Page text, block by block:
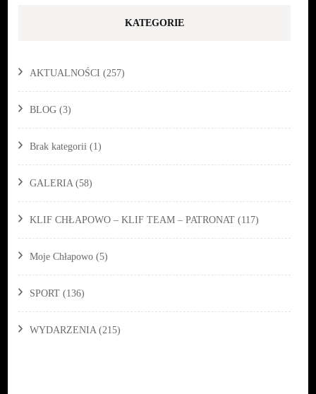
KATEGORIE
AKTUALNOŚCI (257)
BLOG (3)
Brak kategorii (1)
GALERIA (58)
KLIF CHŁAPOWO – KLIF TEAM – PATRONAT (117)
Moje Chłapowo (5)
SPORT (136)
WYDARZENIA (215)